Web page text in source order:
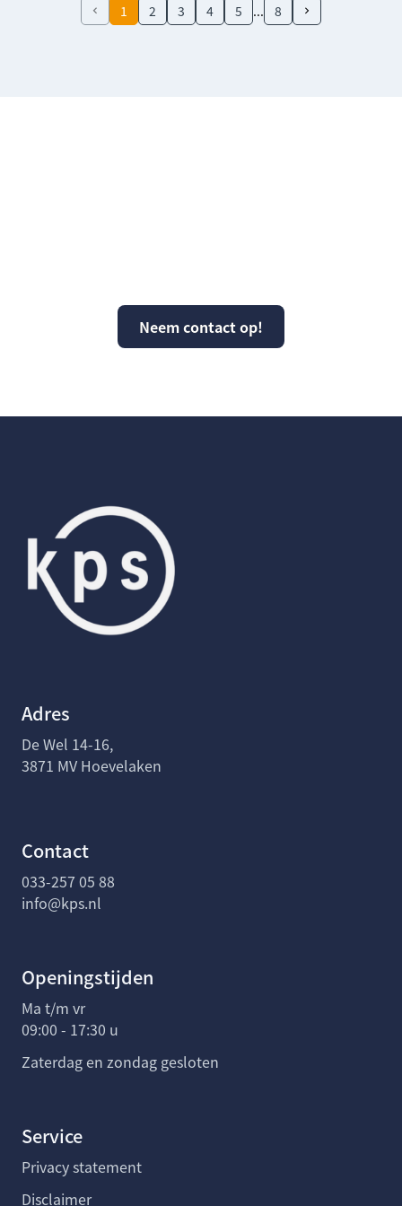
1 2 3 4 5 8
Neem contact op!
Adres
De Wel 14-16,
3871 MV Hoevelaken
Contact
033-257 05 88
info@kps.nl
Openingstijden
Ma t/m vr
09:00 - 17:30 u
Zaterdag en zondag gesloten
Service
Privacy statement
Disclaimer